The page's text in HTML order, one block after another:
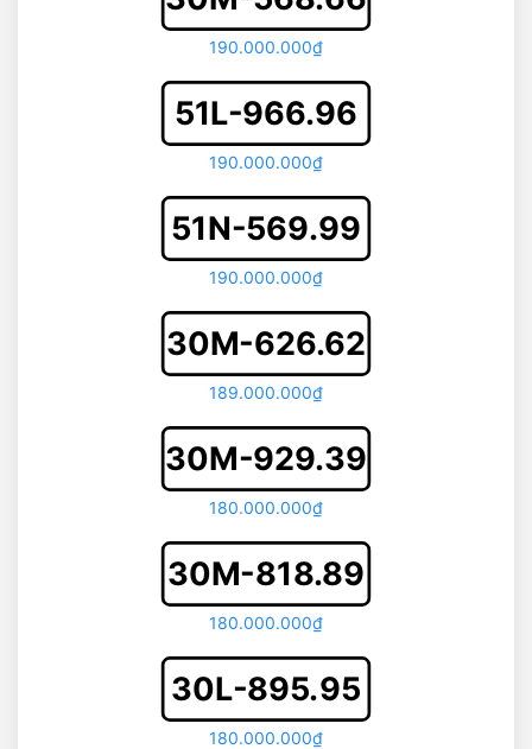
190.000.000₫
51L-966.96
190.000.000₫
51N-569.99
190.000.000₫
30M-626.62
189.000.000₫
30M-929.39
180.000.000₫
30M-818.89
180.000.000₫
30L-895.95
180.000.000₫